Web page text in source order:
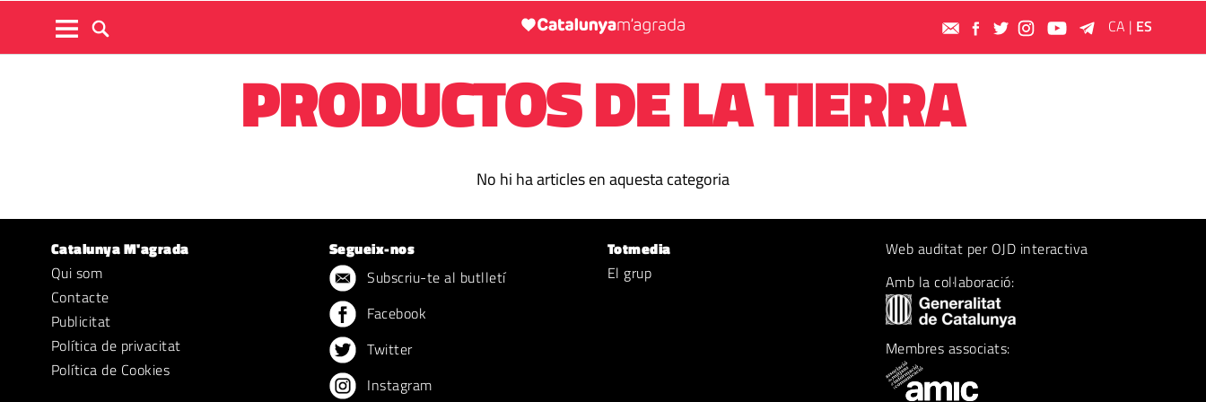
CA | ES
PRODUCTOS DE LA TIERRA
No hi ha articles en aquesta categoria
Catalunya M'agrada
Qui som
Contacte
Publicitat
Política de privacitat
Política de Cookies
Segueix-nos
Subscriu-te al butlletí
Facebook
Twitter
Instagram
Totmedia
El grup
Web auditat per OJD interactiva
Amb la col·laboració:
Membres associats: